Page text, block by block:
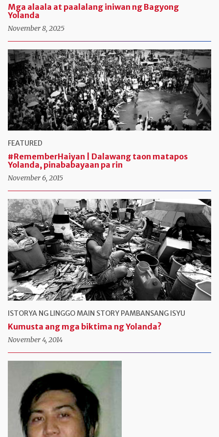
Mga alaala at paalalang iniwan ng Bagyong
Yolanda
November 8, 2025
FEATURED
#RememberHaiyan | Dalawang taon matapos
Yolanda, pinababayaan pa rin
November 6, 2015
ISTORYA NG LINGGOMAIN STORY PAMBANSANG ISYU
Kumusta ang mga biktima ng Yolanda?
November 4, 2014